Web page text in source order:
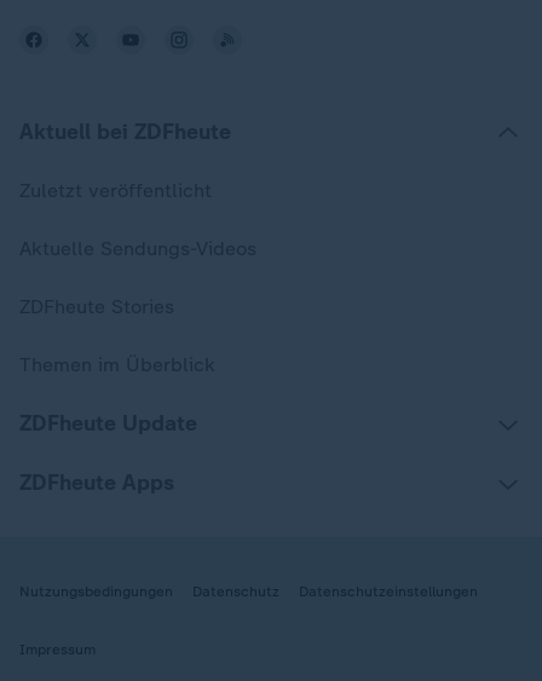
Nutzungsbedingungen Datenschutz Datenschutzeinstellungen
Impressum